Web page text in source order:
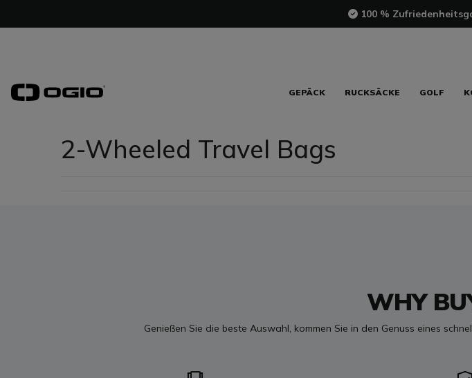
100 %
GEPÄCK RUCKSÄCKE GOLF
2-Wheeled Travel Bags
WHY
Genießen Sie die beste Auswahl, kommen Sie in den Genuss eines